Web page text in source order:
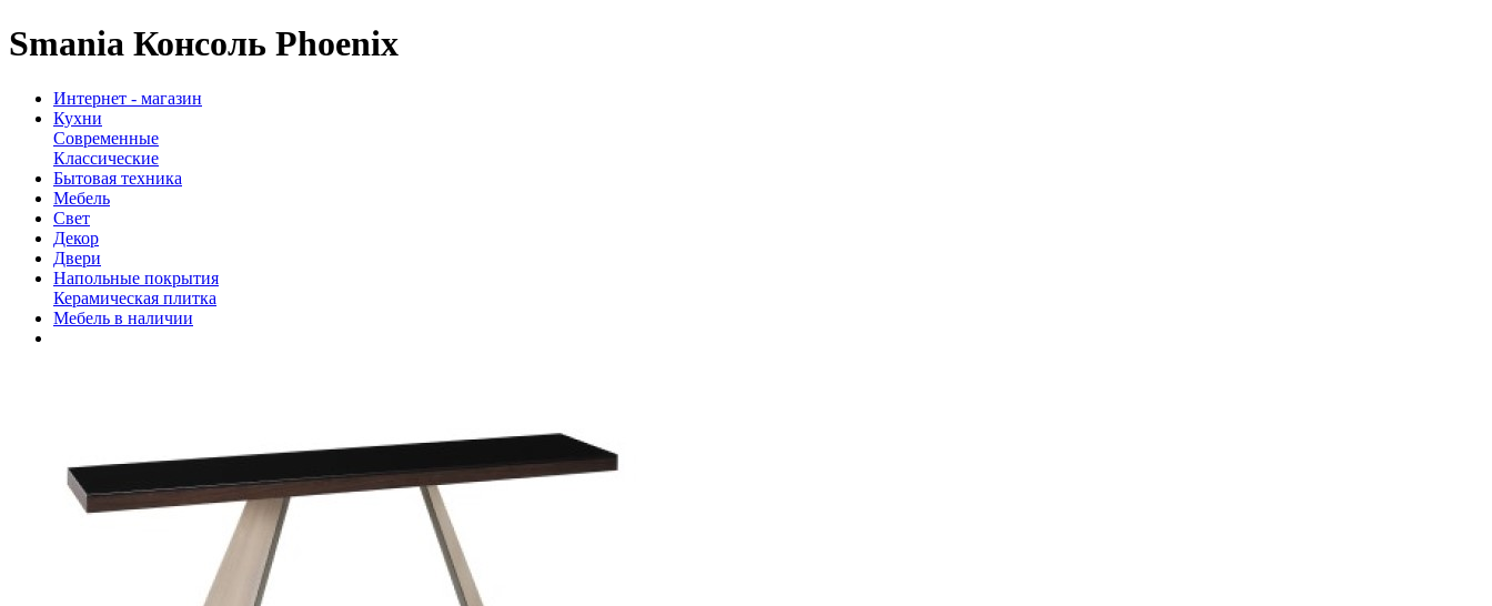
Smania Консоль Phoenix
Интернет - магазин
Кухни
Современные
Классические
Бытовая техника
Мебель
Свет
Декор
Двери
Напольные покрытия
Керамическая плитка
Мебель в наличии